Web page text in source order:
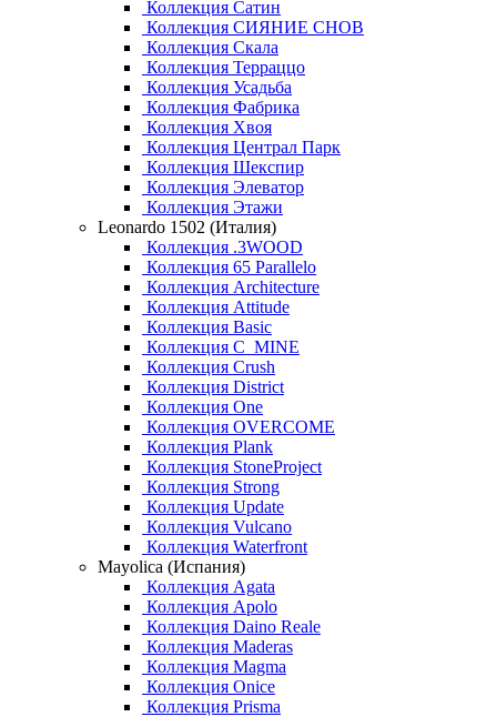
Коллекция Сатин
Коллекция СИЯНИЕ СНОВ
Коллекция Скала
Коллекция Терраццо
Коллекция Усадьба
Коллекция Фабрика
Коллекция Хвоя
Коллекция Централ Парк
Коллекция Шекспир
Коллекция Элеватор
Коллекция Этажи
Leonardo 1502 (Италия)
Коллекция .3WOOD
Коллекция 65 Parallelo
Коллекция Architecture
Коллекция Attitude
Коллекция Basic
Коллекция C_MINE
Коллекция Crush
Коллекция District
Коллекция One
Коллекция OVERCOME
Коллекция Plank
Коллекция StoneProject
Коллекция Strong
Коллекция Update
Коллекция Vulcano
Коллекция Waterfront
Mayolica (Испания)
Коллекция Agata
Коллекция Apolo
Коллекция Daino Reale
Коллекция Maderas
Коллекция Magma
Коллекция Onice
Коллекция Prisma